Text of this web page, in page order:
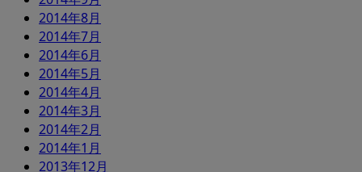
2014年8月
2014年7月
2014年6月
2014年5月
2014年4月
2014年3月
2014年2月
2014年1月
2013年12月